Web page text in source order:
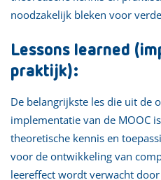
noodzakelijk bleken voor
Lessons learned
praktijk):
De belangrijkste les die uit de
implementatie van de MOOC
theoretische kennis en
voor de ontwikkeling van
leereffect wordt verwacht